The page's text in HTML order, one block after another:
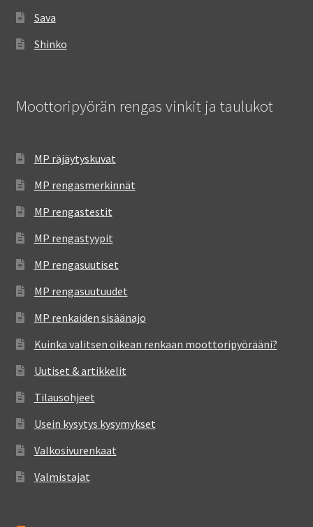
Sava
Shinko
Moottoripyörän rengas vinkit ja taulukot
MP räjäytyskuvat
MP rengasmerkinnät
MP rengastestit
MP rengastyypit
MP rengasuutiset
MP rengasuutuudet
MP renkaiden sisäänajo
Kuinka valitsen oikean renkaan moottoripyörääni?
Uutiset & artikkelit
Tilausohjeet
Usein kysytys kysymykset
Valkosivurenkaat
Valmistajat